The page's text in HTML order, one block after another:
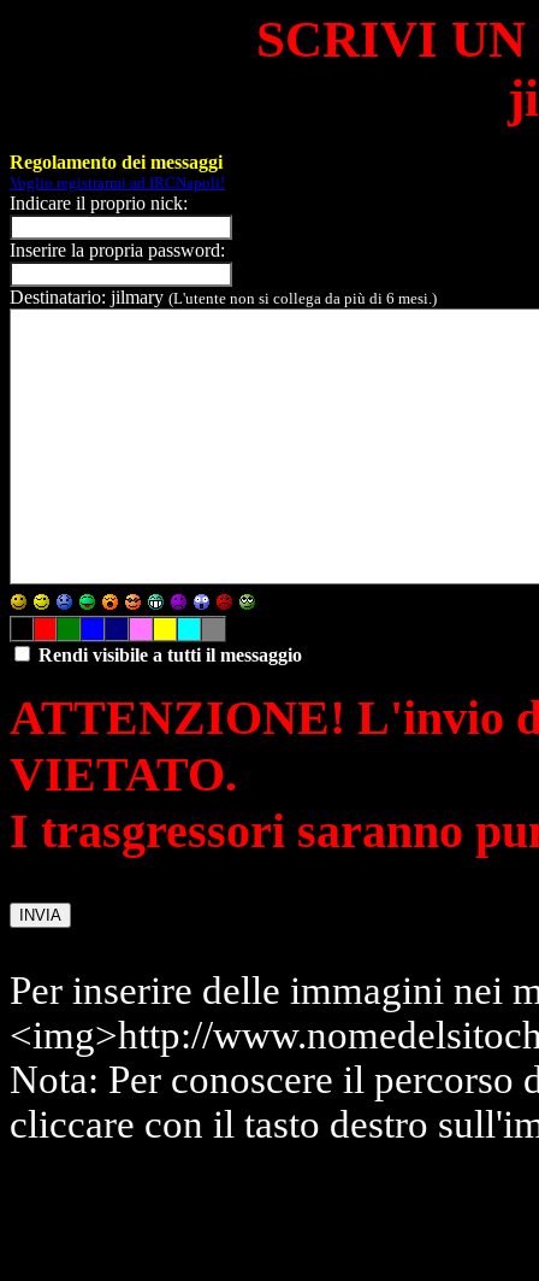
SCRIVI
Regolamento dei messaggi
Voglio registrarmi ad IRCNapoli!
Indicare il proprio nick:
Inserire la propria password:
Destinatario: jilmary (L'utente non si collega da più di 6 mesi.)
Rendi visibile a tutti il messaggio
ATTENZIONE! L'invio
VIETATO.
I trasgressori saranno
Per inserire delle immagini nei
<img>http://
Nota: Per conoscere il percorso
cliccare con il tasto destro